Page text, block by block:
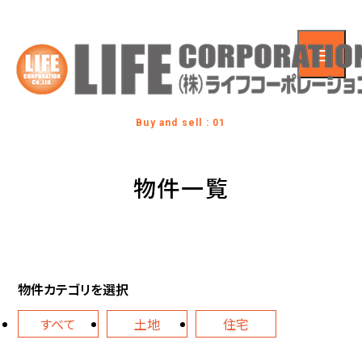
Buy and sell : 01
物件一覧
物件カテゴリを選択
すべて
土地
住宅